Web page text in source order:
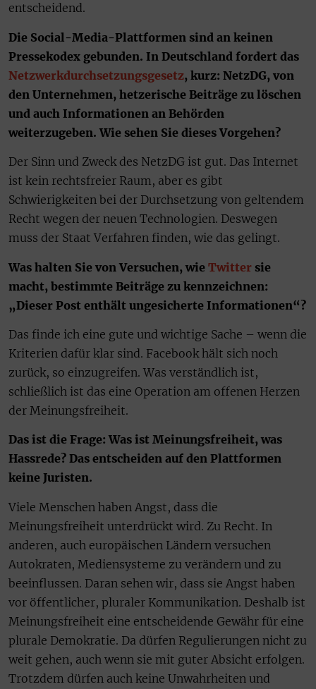
entscheidend.
Die Social-Media-Plattformen sind an keinen
Pressekodex gebunden. In Deutschland fordert das
Netzwerkdurchsetzungsgesetz, kurz: NetzDG, von
den Unternehmen, hetzerische Beiträge zu löschen
und auch Informationen an Behörden
weiterzugeben. Wie sehen Sie dieses Vorgehen?
Der Sinn und Zweck des NetzDG ist gut. Das Internet
ist kein rechtsfreier Raum, aber es gibt
Schwierigkeiten bei der Durchsetzung von geltendem
Recht wegen der neuen Technologien. Deswegen
muss der Staat Verfahren finden, wie das gelingt.
Was halten Sie von Versuchen, wie Twitter sie
macht, bestimmte Beiträge zu kennzeichnen:
„Dieser Post enthält ungesicherte Informationen“?
Das finde ich eine gute und wichtige Sache – wenn die
Kriterien dafür klar sind. Facebook hält sich noch
zurück, so einzugreifen. Was verständlich ist,
schließlich ist das eine Operation am offenen Herzen
der Meinungsfreiheit.
Das ist die Frage: Was ist Meinungsfreiheit, was
Hassrede? Das entscheiden auf den Plattformen
keine Juristen.
Viele Menschen haben Angst, dass die
Meinungsfreiheit unterdrückt wird. Zu Recht. In
anderen, auch europäischen Ländern versuchen
Autokraten, Mediensysteme zu verändern und zu
beeinflussen. Daran sehen wir, dass sie Angst haben
vor öffentlicher, pluraler Kommunikation. Deshalb ist
Meinungsfreiheit eine entscheidende Gewähr für eine
plurale Demokratie. Da dürfen Regulierungen nicht zu
weit gehen, auch wenn sie mit guter Absicht erfolgen.
Trotzdem dürfen auch keine Unwahrheiten und